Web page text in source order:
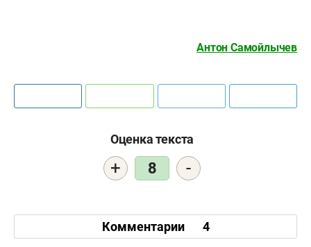
Антон Самойлычев
Оценка текста
+ 8 -
Комментарии 4